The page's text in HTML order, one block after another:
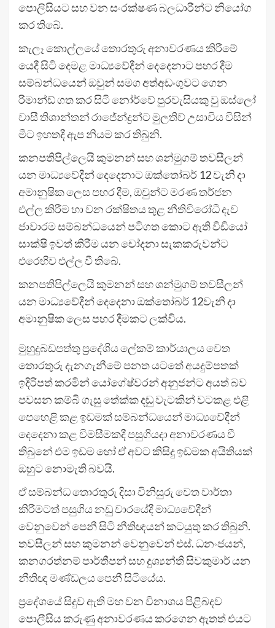
පොලිසියට සහ වන සංරක්ෂණ බලධාරීන්ට නියෝග
කර තිබේ.
කැලෑ කොල්ලයේ තොරතුරු අනාවරණය කිරීමේ
යෙදී සිටි දෙමළ මාධ්‍යවේදීන් දෙදෙනාට පහර දීම
සම්බන්ධයෙන් ඔවුන් සමග අත්අඩංගුවට ගෙන
රිමාන්ඩ් ගත කර සිටි නෝර්වේ පුරවැසියකු වු ඔස්ලෝ
වාසී තිශාන්තන් රාජේන්ද්‍රන්ට මුලතිව් උසාවිය විසින්
මීට ඉහතදී ඇප නියම කර තිබුනි.
කනපතිපිල්ලෙයි කුමනන් සහ ශන්මුගම් තවසීලන්
යන මාධ්‍යවේදීන් දෙදෙනාට ඔක්තෝබර් 12 වැනි දා
අමානුෂික ලෙස පහර දීම, ඔවුන්ට මරණ තර්ජන
එල්ල කිරීම හා වන රක්ෂිතය තුළ නීතිවිරෝධී දැව
ජාවාරම සම්බන්ධයෙන් පටිගත කොට ඇති වීඩියෝ
සාක්ෂි ඉවත් කිරීම යන චෝදනා සැකකරුවන්ට
එරෙහිව එල්ල වී තිබේ.
කනපතිපිල්ලෙයි කුමනන් සහ ශන්මුගම් තවසීලන්
යන මාධ්‍යවේදීන් දෙදෙනා ඔක්තෝබර් 12වැනි දා
අමානුෂික ලෙස පහර දීමකට ලක්විය.
මුහුදුබඩපත්තු ප්‍රදේශිය ලේකම් කාර්යාලය වෙත
තොරතුරු දැනගැනීමේ පනත යටතේ අයදුම්පතක්
ඉදිරිපත් කරමින් යෝගේෂ්වරන් අනුජන්ට අයත් බව
පවසන කම්බි ගැසු තේක්ක දඬු වැටකින් වටකළ එළි
පෙහෙළි කළ ඉඩමක් සම්බන්ධයෙන් මාධ්‍යවේදීන්
දෙදෙනා කළ විමසීමකදී පසුගියදා අනාවරණය වී
තිබුනේ එම ඉඩම හෝ ඒ අවට කිසිදු ඉඩමක අයිතියක්
ඔහුට නොමැති බවයි.
ඒ සම්බන්ධ තොරතුරු දිසා විනිසුරු වෙත වාර්තා
කිරීමටත් පසුගිය නඩු වාරයේදී මාධ්‍යවේදීන්
වෙනුවෙන් පෙනී සිටි නීතිඥයන් කටයුතු කර තිබුනි.
තවසීලන් සහ කුමනන් වෙනුවෙන් එස්. ධනංජයන්,
කනගරත්නම් පාර්තීපන් සහ දුශ්‍යන්ති සිවකුමාර් යන
නීතිඥ මණ්ඩලය පෙනී සිටියේය.
ප්‍රදේශයේ සිදුව ඇති මහ වන විනාශය පිළිබදව
පොලීසිය කරුණු අනාවරණය කරගෙන ඇතත් එයට